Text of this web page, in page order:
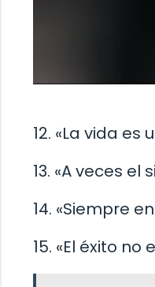
12. «La vida
13. «A veces
14. «Siempre
15. «El éxito